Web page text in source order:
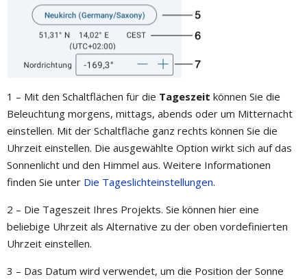
1 – Mit den Schaltflächen für die Tageszeit können Sie die
Beleuchtung morgens, mittags, abends oder um Mitternacht
einstellen. Mit der Schaltfläche ganz rechts können Sie die
Uhrzeit einstellen. Die ausgewählte Option wirkt sich auf das
Sonnenlicht und den Himmel aus. Weitere Informationen
finden Sie unter Die Tageslichteinstellungen.
2 – Die Tageszeit Ihres Projekts. Sie können hier eine
beliebige Uhrzeit als Alternative zu der oben vordefinierten
Uhrzeit einstellen.
3 – Das Datum wird verwendet, um die Position der Sonne